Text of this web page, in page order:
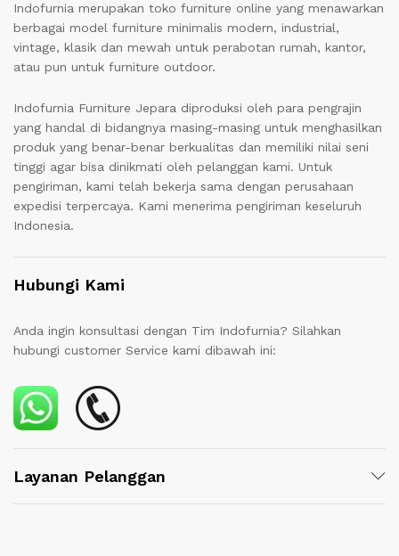
Indofurnia merupakan toko furniture online yang menawarkan
berbagai model furniture minimalis modern, industrial,
vintage, klasik dan mewah untuk perabotan rumah, kantor,
atau pun untuk furniture outdoor.
Indofurnia Furniture Jepara diproduksi oleh para pengrajin
yang handal di bidangnya masing-masing untuk menghasilkan
produk yang benar-benar berkualitas dan memiliki nilai seni
tinggi agar bisa dinikmati oleh pelanggan kami. Untuk
pengiriman, kami telah bekerja sama dengan perusahaan
expedisi terpercaya. Kami menerima pengiriman keseluruh
Indonesia.
Hubungi Kami
Anda ingin konsultasi dengan Tim Indofurnia? Silahkan
hubungi customer Service kami dibawah ini:
Layanan Pelanggan